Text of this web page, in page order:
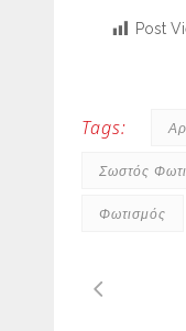
Post
Tags:
Σωστός
Φωτισμός